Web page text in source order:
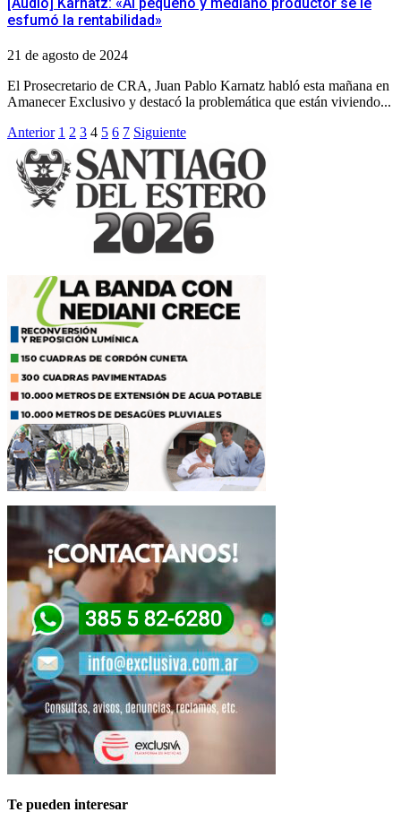
esfumó la rentabilidad»
21 de agosto de 2024
El Prosecretario de CRA, Juan Pablo Karnatz habló esta mañana en
Amanecer Exclusivo y destacó la problemática que están viviendo...
Paginación
de
entradas
Anterior 1 2 3 4 5 6 7 Siguiente
Te pueden interesar